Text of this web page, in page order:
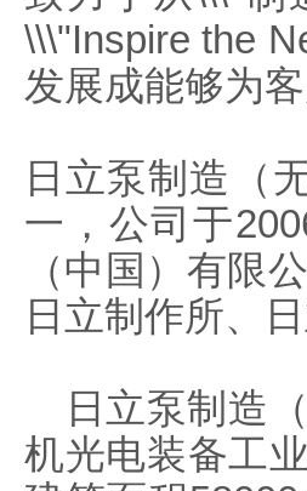
\\\"Inspire the
发展成能够为
日立泵制造（
一，公司于
（中国）有限
日立制作所、
日立泵制造
机光电装备工